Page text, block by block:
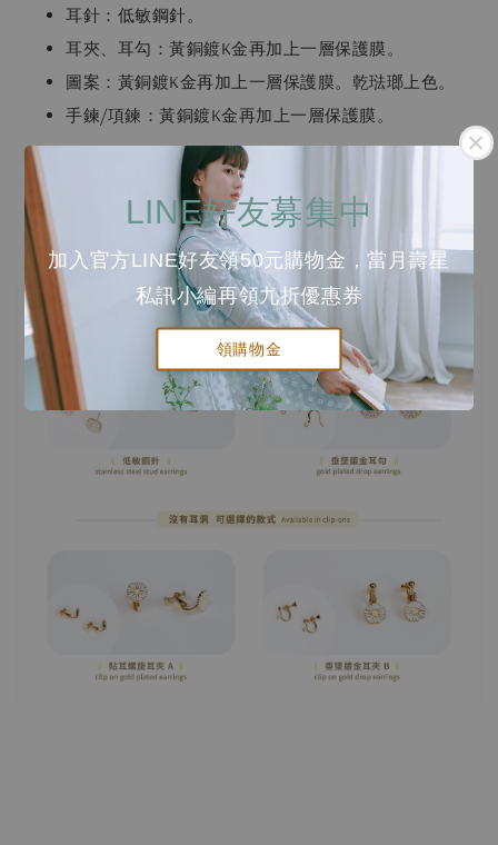
LINE好友募集中
加入官方LINE好友領50元購物金，當月壽星
私訊小編再領九折優惠券
領購物金
耳針：低敏鋼針。
耳夾、耳勾：黃銅鍍K金再加上一層保護膜。
圖案：黃銅鍍K金再加上一層保護膜。乾琺瑯上色。
手鍊/項鍊：黃銅鍍K金再加上一層保護膜。
手鍊/項鍊尺寸
手鍊：13cm + 4.5cm (延長鏈, 可自行調整)
項鍊：38cm + 4.5cm (延長鏈, 可自行調整)